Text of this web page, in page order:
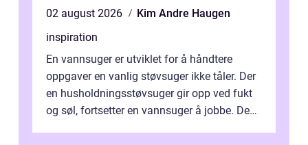
02 august 2026
Kim Andre Haugen
inspiration
En vannsuger er utviklet for å håndtere
oppgaver en vanlig støvsuger ikke tåler. Der
en husholdningsstøvsuger gir opp ved fukt
og søl, fortsetter en vannsuger å jobbe. Den